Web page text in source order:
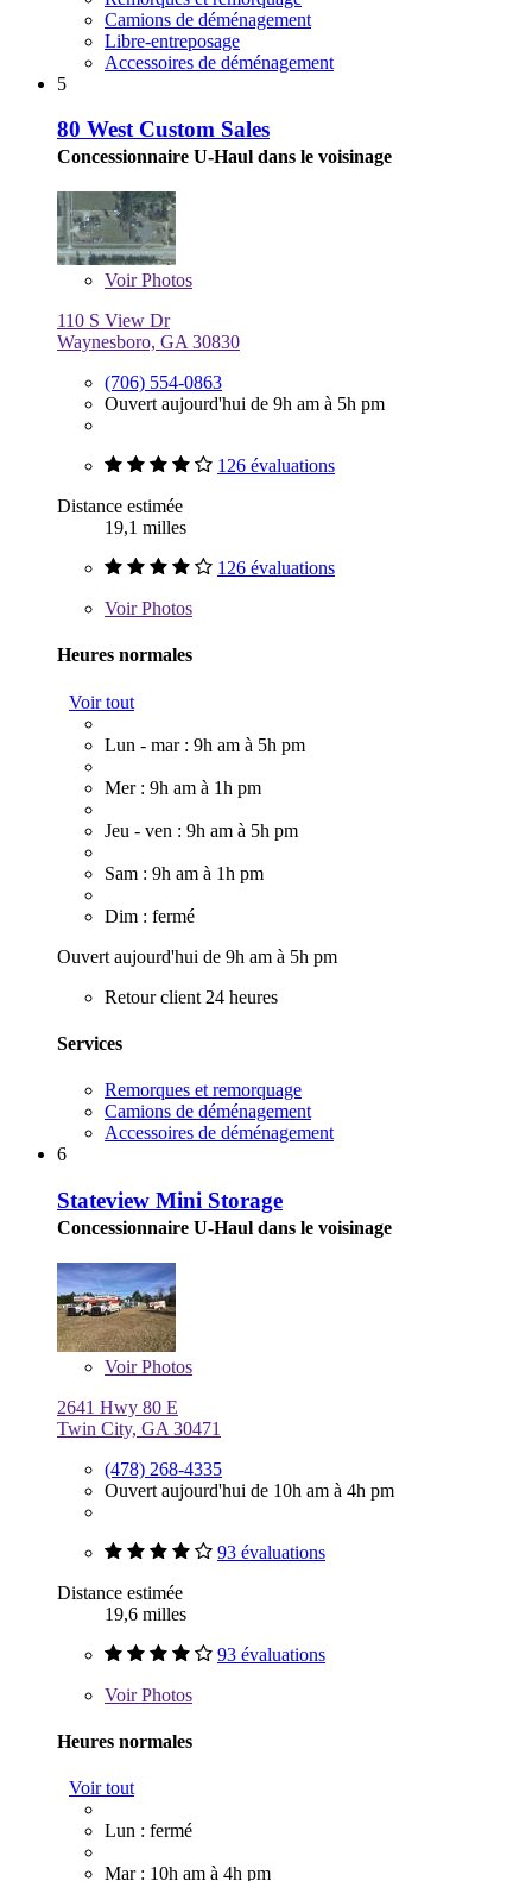
Camions de déménagement
Libre-entreposage
Accessoires de déménagement
5
80 West Custom Sales
Concessionnaire U-Haul dans le voisinage
VoirPhotos
110 S View Dr
Waynesboro, GA 30830
(706) 554-0863
Ouvert aujourd'hui de 9h am à 5h pm
126 évaluations
Distance estimée
19,1 milles
126 évaluations
VoirPhotos
Heures normales
Voir tout
Lun - mar : 9h am à 5h pm
Mer : 9h am à 1h pm
Jeu - ven : 9h am à 5h pm
Sam : 9h am à 1h pm
Dim : fermé
Ouvert aujourd'hui de 9h am à 5h pm
Retour client 24 heures
Services
Remorques et remorquage
Camions de déménagement
Accessoires de déménagement
6
Stateview Mini Storage
Concessionnaire U-Haul dans le voisinage
VoirPhotos
2641 Hwy 80 E
Twin City, GA 30471
(478) 268-4335
Ouvert aujourd'hui de 10h am à 4h pm
93 évaluations
Distance estimée
19,6 milles
93 évaluations
VoirPhotos
Heures normales
Voir tout
Lun : fermé
Mar : 10h am à 4h pm